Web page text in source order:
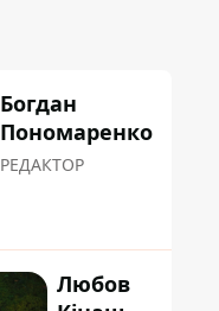
Богдан
Пономаренко
РЕДАКТОР
Любов